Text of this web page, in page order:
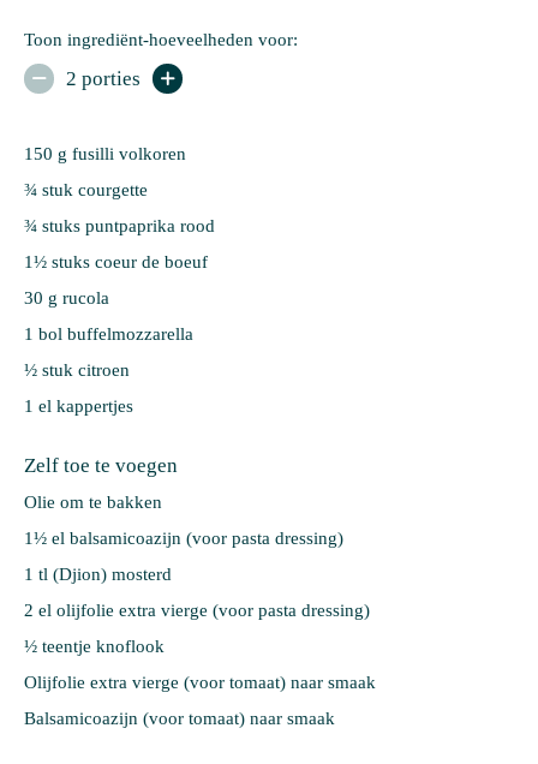
Toon ingrediënt-hoeveelheden voor:
 2 porties 
150 g fusilli volkoren
¾ stuk courgette
¾ stuks puntpaprika rood
1½ stuks coeur de boeuf
30 g rucola
1 bol buffelmozzarella
½ stuk citroen
1 el kappertjes
Zelf toe te voegen
Olie om te bakken
1½ el balsamicoazijn (voor pasta dressing)
1 tl (Djion) mosterd
2 el olijfolie extra vierge (voor pasta dressing)
½ teentje knoflook
Olijfolie extra vierge (voor tomaat) naar smaak
Balsamicoazijn (voor tomaat) naar smaak